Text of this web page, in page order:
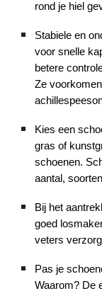
rond je hiel
Stabiele en
voor snelle
betere
Ze
Kies een
gras of
schoenen.
aantal,
Bij het
goed
veters
Pas je
Waarom? De